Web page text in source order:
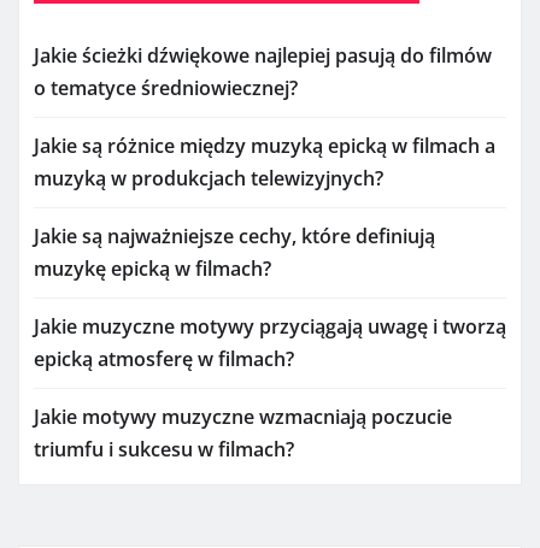
Jakie ścieżki dźwiękowe najlepiej pasują do filmów
o tematyce średniowiecznej?
Jakie są różnice między muzyką epicką w filmach a
muzyką w produkcjach telewizyjnych?
Jakie są najważniejsze cechy, które definiują
muzykę epicką w filmach?
Jakie muzyczne motywy przyciągają uwagę i tworzą
epicką atmosferę w filmach?
Jakie motywy muzyczne wzmacniają poczucie
triumfu i sukcesu w filmach?